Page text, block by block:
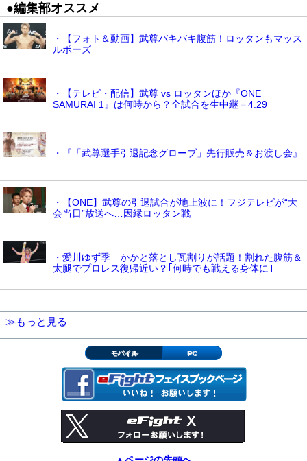
●編集部オススメ
・【フォト＆動画】武尊バキバキ腹筋！ロッタンもマッス
ルポーズ
・【テレビ・配信】武尊 vs ロッタンほか『ONE
SAMURAI 1』は何時から？全試合を生中継＝4.29
・『「武尊選手引退記念グローブ」先行販売＆お渡し会』
・【ONE】武尊の引退試合が地上波に！フジテレビが“大
会当日”放送へ…因縁ロッタン戦
・愛川ゆず季 かかと落とし瓦割りが話題！割れた腹筋＆
太腿でプロレス復帰近い？｢何時でも戦える身体に｣
≫もっと見る
モバイル PC